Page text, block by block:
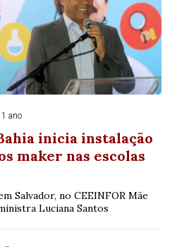
1 ano
inicia instalação
maker nas escolas
Salvador, no CEEINFOR Mãe
Luciana Santos